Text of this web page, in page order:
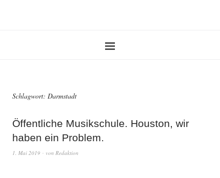
Schlagwort: Darmstadt
Öffentliche Musikschule. Houston, wir
haben ein Problem.
1. Mai 2019 von Redaktion